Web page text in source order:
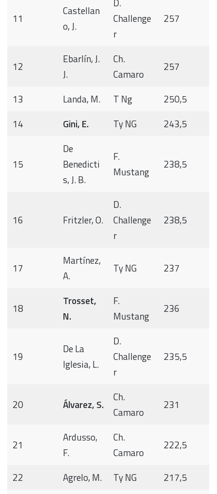
11
Castellan
o, J.
Challenge
r
257
12
Ebarlín, J.
J.
Ch.
Camaro
257
13 Landa, M. T Ng
250,5
14
Gini, E. Ty NG 243,5
15
De
Benedicti
s, J. B.
F.
Mustang
238,5
16 Fritzler, O.
D.
Challenge
r
238,5
17
Martínez,
A.
Ty NG 237
18
Trosset,
N.
F.
Mustang
236
19
De La
Iglesia, L.
D.
Challenge
r
235,5
20 Álvarez, S.
Ch.
Camaro
231
21
Ardusso,
F.
Ch.
Camaro
222,5
22 Agrelo, M. Ty NG 217,5